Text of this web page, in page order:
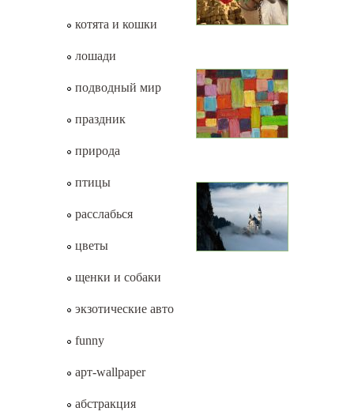
котята и кошки
лошади
подводный мир
праздник
природа
птицы
расслабься
цветы
щенки и собаки
экзотические авто
funny
арт-wallpaper
абстракция